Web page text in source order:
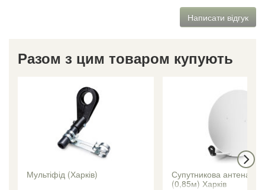
Написати відгук
Разом з цим товаром купують
Мультіфід (Харків)
Супутникова антена
(0,85м) Харків